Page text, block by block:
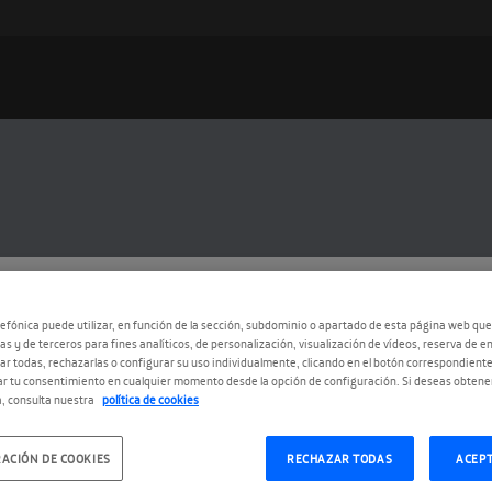
a César Bona
que fue candidato al Global Teacher Prize
puede utilizar, en función de la sección, subdominio o apartado de esta página web
y de terceros para fines analíticos, de personalización, visualización de vídeos, reserva de
todas, rechazarlas o configurar su uso individualmente, clicando en el botón
tu consentimiento en cualquier momento desde la opción de configuración. Si deseas
consulta nuestra política de cookies
RECHAZAR TODAS
DE COOKIES